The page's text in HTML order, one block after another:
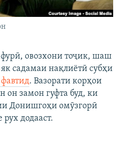
овозхони тоҷик, шаш
садамаи нақлиётӣ субҳи
фавтид. Вазорати корҳои
он замон гуфта буд, ки
Донишгоҳи омӯзгорӣ
додааст.